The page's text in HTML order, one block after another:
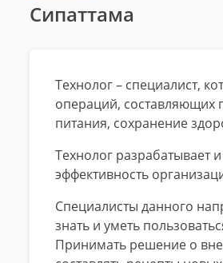
Сипаттама
Технолог – специалист,
операций, составляющих
питания, сохранение
Технолог разрабатывает
эффективность
Специалисты данного
знать и уметь
Принимать решение о